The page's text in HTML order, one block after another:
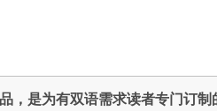
，是为有双语需求读者专门订制